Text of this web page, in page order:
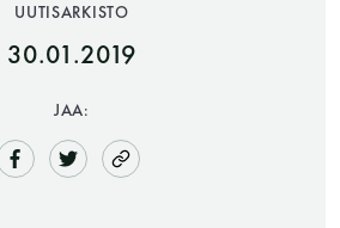
UUTISARKISTO
30.01.2019
JAA: